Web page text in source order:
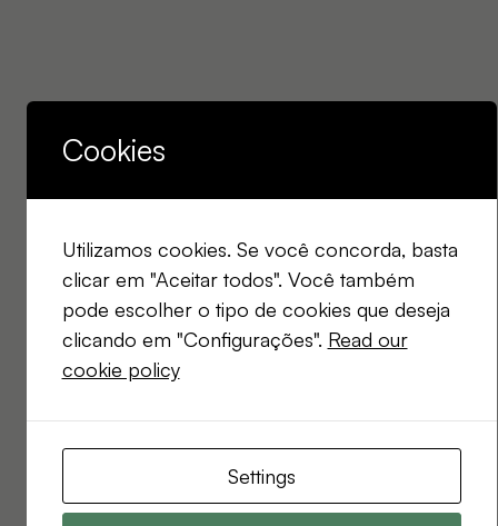
Cookies
Utilizamos cookies. Se você concorda, basta
clicar em "Aceitar todos". Você também
pode escolher o tipo de cookies que deseja
clicando em "Configurações". Read our
cookie policy
Settings